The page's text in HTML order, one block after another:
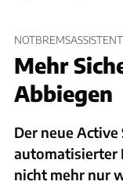
Mehr
Abbiegen
Der neue
automatisierter
nicht mehr nur